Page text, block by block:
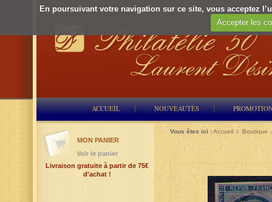
En poursuivant votre navigation sur ce site, vous acceptez
Accepter les
ACCUEIL NOUVEAUTÉS
Vous êtes ici :Accueil / Boutique
MON PANIER
Voir le panier
Livraison gratuite à partir de 75€
d'achat !